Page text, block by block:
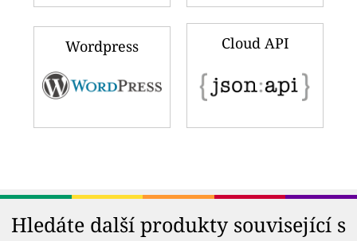
Wordpress Cloud API
Hledáte další produkty související s